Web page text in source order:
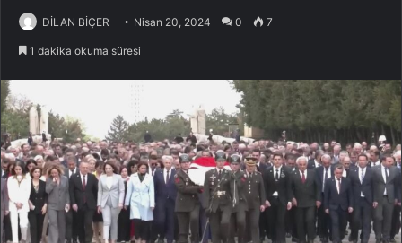
DİLAN BİÇER Nisan 20, 2024 0 7
1 dakika okuma süresi